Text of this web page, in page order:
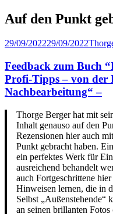
Auf den Punkt
Veröffentlicht
29/09/202229/09/2022
Feedback zum Buch
Profi-Tipps – von der
Nachbearbeitung“ –
Thorge Berger hat mit
Inhalt genauso auf den
Rezensionen hier auch
Punkt gebracht haben.
ein perfektes Werk für
ausreichend behandelt
auch Fortgeschrittene
Hinweisen lernen, die in
Selbst „Außenstehende“
an seinen brillanten